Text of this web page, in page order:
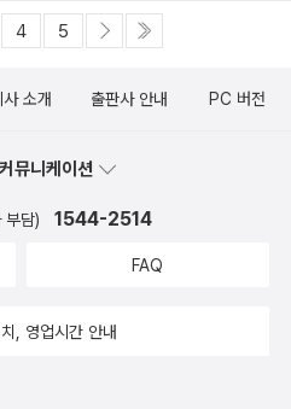
4 5
사 소개 출판사 안내 PC 버전
뮤니케이션
부담) 1544-2514
FAQ
, 영업시간 안내